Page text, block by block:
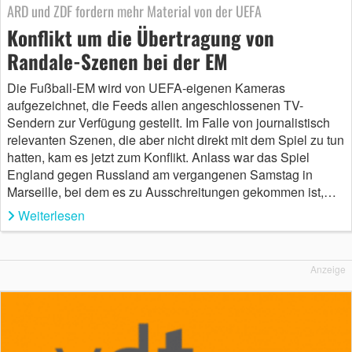
ARD und ZDF fordern mehr Material von der UEFA
Konflikt um die Übertragung von
Randale-Szenen bei der EM
Die Fußball-EM wird von UEFA-eigenen Kameras
aufgezeichnet, die Feeds allen angeschlossenen TV-
Sendern zur Verfügung gestellt. Im Falle von journalistisch
relevanten Szenen, die aber nicht direkt mit dem Spiel zu tun
hatten, kam es jetzt zum Konflikt. Anlass war das Spiel
England gegen Russland am vergangenen Samstag in
Marseille, bei dem es zu Ausschreitungen gekommen ist,…
Weiterlesen
Anzeige